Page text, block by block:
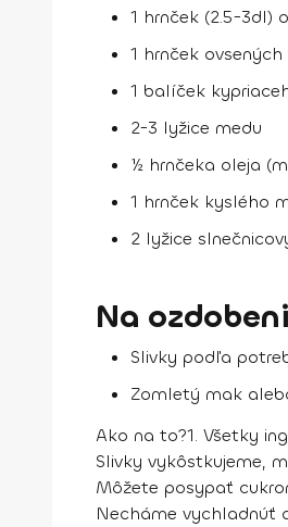
1 hrnček (2.5-3dl)
1 hrnček
1 balíček
2-3 lyžice medu
½ hrnčeka oleja
1 hrnček kyslého
2 lyžice
Na
Slivky podľa
Zomletý mak
Ako na to?1. Všetky
Slivky vykôstkujeme,
Môžete posypať
Necháme vychladnúť